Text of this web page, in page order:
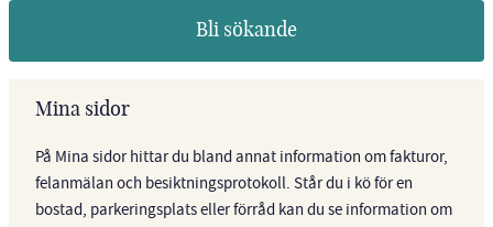
Bli sökande
Mina sidor
På Mina sidor hittar du bland annat information om fakturor,
felanmälan och besiktningsprotokoll. Står du i kö för en
bostad, parkeringsplats eller förråd kan du se information om